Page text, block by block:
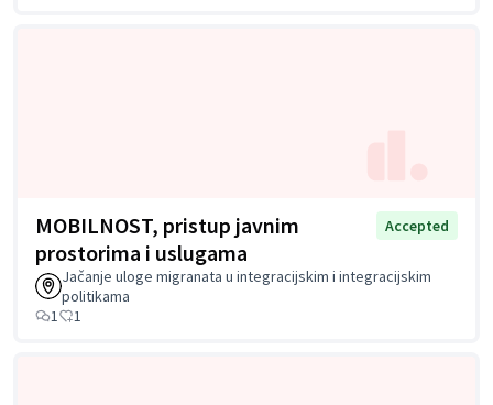
MOBILNOST, pristup javnim
prostorima i uslugama
Accepted
Jačanje uloge migranata u integracijskim i integracijskim
politikama
1
1